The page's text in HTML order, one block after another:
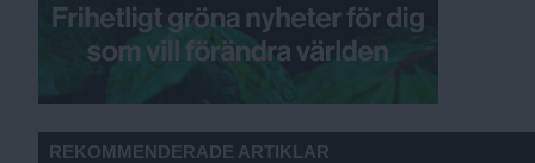
REKOMMENDERADE ARTIKLAR